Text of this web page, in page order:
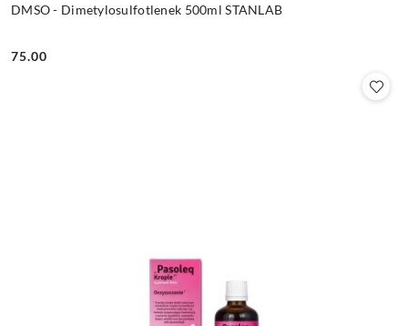
DMSO - Dimetylosulfotlenek 500ml STANLAB
Cena:
75.00